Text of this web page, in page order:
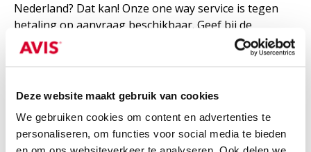
Deze website maakt gebruik van cookies
We gebruiken cookies om content en advertenties te
personaliseren, om functies voor social media te bieden
Nederland? Dat kan! Onze one way service is tegen
betaling op aanvraag beschikbaar. Geef bij de
reservering aan waar je de huurauto wilt in te leveren.
om naar het buitenland te rijden, kan je contact
opnemen met ons callcenter via telefoonnummer
– 9005555.